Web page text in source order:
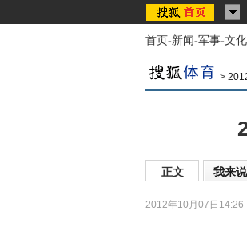
首页-新闻-军事-文化
>
正文 我来
2012年10月07日14:26